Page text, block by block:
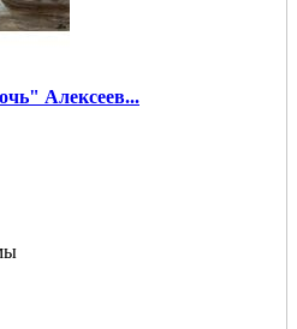
Алексеев...